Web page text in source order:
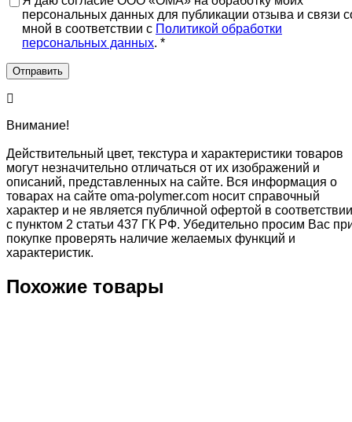
персональных данных для публикации отзыва и связи
мной в соответствии с Политикой обработки
персональных данных. *
Внимание!
Действительный цвет, текстура и характеристики товаров
могут незначительно отличаться от их изображений и
описаний, представленных на сайте. Вся информация о
товарах на сайте oma-polymer.com носит справочный
характер и не является публичной офертой в соответствии
с пунктом 2 статьи 437 ГК РФ. Убедительно просим Вас
покупке проверять наличие желаемых функций и
характеристик.
Похожие товары